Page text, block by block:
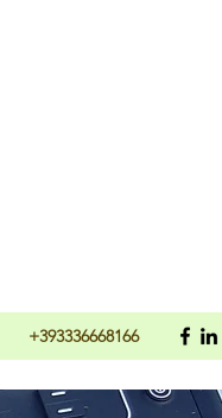
+393336668166